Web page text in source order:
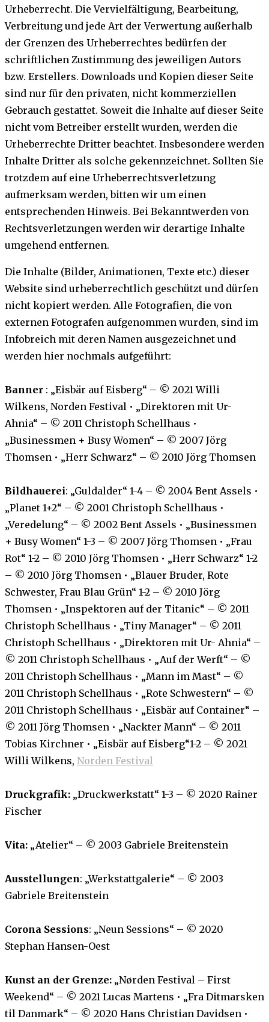
Urheberrecht. Die Vervielfältigung, Bearbeitung,
Verbreitung und jede Art der Verwertung außerhalb
der Grenzen des Urheberrechtes bedürfen der
schriftlichen Zustimmung des jeweiligen Autors
bzw. Erstellers. Downloads und Kopien dieser Seite
sind nur für den privaten, nicht kommerziellen
Gebrauch gestattet. Soweit die Inhalte auf dieser Seite
nicht vom Betreiber erstellt wurden, werden die
Urheberrechte Dritter beachtet. Insbesondere werden
Inhalte Dritter als solche gekennzeichnet. Sollten Sie
trotzdem auf eine Urheberrechtsverletzung
aufmerksam werden, bitten wir um einen
entsprechenden Hinweis. Bei Bekanntwerden von
Rechtsverletzungen werden wir derartige Inhalte
umgehend entfernen.
Die Inhalte (Bilder, Animationen, Texte etc.) dieser
Website sind urheberrechtlich geschützt und dürfen
nicht kopiert werden. Alle Fotografien, die von
externen Fotografen aufgenommen wurden, sind im
Infobreich mit deren Namen ausgezeichnet und
werden hier nochmals aufgeführt:
Banner : „Eisbär auf Eisberg“ – © 2021 Willi
Wilkens, Norden Festival • „Direktoren mit Ur-
Ahnia“ – © 2011 Christoph Schellhaus •
„Businessmen + Busy Women“ – © 2007 Jörg
Thomsen • „Herr Schwarz“ – © 2010 Jörg Thomsen
Bildhauerei: „Guldalder“ 1-4 – © 2004 Bent Assels •
„Planet 1+2“ – © 2001 Christoph Schellhaus •
„Veredelung“ – © 2002 Bent Assels • „Businessmen
+ Busy Women“ 1-3 – © 2007 Jörg Thomsen • „Frau
Rot“ 1-2 – © 2010 Jörg Thomsen • „Herr Schwarz“ 1-2
– © 2010 Jörg Thomsen • „Blauer Bruder, Rote
Schwester, Frau Blau Grün“ 1-2 – © 2010 Jörg
Thomsen • „Inspektoren auf der Titanic“ – © 2011
Christoph Schellhaus • „Tiny Manager“ – © 2011
Christoph Schellhaus • „Direktoren mit Ur- Ahnia“ –
© 2011 Christoph Schellhaus • „Auf der Werft“ – ©
2011 Christoph Schellhaus • „Mann im Mast“ – ©
2011 Christoph Schellhaus • „Rote Schwestern“ – ©
2011 Christoph Schellhaus • „Eisbär auf Container“ –
© 2011 Jörg Thomsen • „Nackter Mann“ – © 2011
Tobias Kirchner • „Eisbär auf Eisberg“1-2 – © 2021
Willi Wilkens, Norden Festival
Druckgrafik: „Druckwerkstatt“ 1-3 – © 2020 Rainer
Fischer
Vita: „Atelier“ – © 2003 Gabriele Breitenstein
Ausstellungen: „Werkstattgalerie“ – © 2003
Gabriele Breitenstein
Corona Sessions: „Neun Sessions“ – © 2020
Stephan Hansen-Oest
Kunst an der Grenze: „Nørden Festival – First
Weekend“ – © 2021 Lucas Martens • „Fra Ditmarsken
til Danmark“ – © 2020 Hans Christian Davidsen •